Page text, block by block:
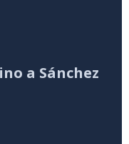
a Sánchez